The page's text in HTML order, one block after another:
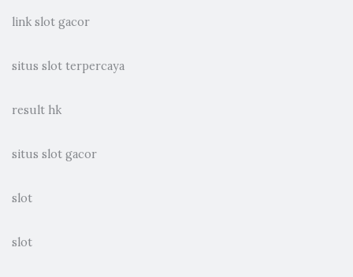
link slot gacor
situs slot terpercaya
result hk
situs slot gacor
slot
slot